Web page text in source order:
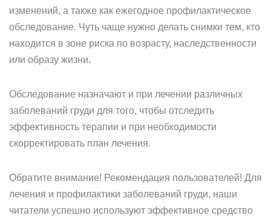
изменений, а также как ежегодное профилактическое
обследование. Чуть чаще нужно делать снимки тем, кто
находится в зоне риска по возрасту, наследственности
или образу жизни.
Обследование назначают и при лечении различных
заболеваний груди для того, чтобы отследить
эффективность терапии и при необходимости
скорректировать план лечения.
Обратите внимание! Рекомендация пользователей! Для
лечения и профилактики заболеваний груди, наши
читатели успешно используют эффективное средство